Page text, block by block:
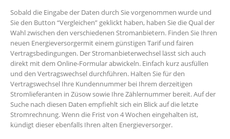
Sobald die Eingabe der Daten durch Sie vorgenommen wurde und
Sie den Button “Vergleichen” geklickt haben, haben Sie die Qual der
Wahl zwischen den verschiedenen Stromanbietern. Finden Sie Ihren
neuen Energieversorgermit einem günstigen Tarif und fairen
Vertragsbedingungen. Der Stromanbieterwechsel lässt sich auch
direkt mit dem Online-Formular abwickeln. Einfach kurz ausfüllen
und den Vertragswechsel durchführen. Halten Sie für den
Vertragswechsel Ihre Kundennummer bei Ihrem derzeitigen
Stromlieferanten in Züsow sowie Ihre Zählernummer bereit. Auf der
Suche nach diesen Daten empfiehlt sich ein Blick auf die letzte
Stromrechnung. Wenn die Frist von 4 Wochen eingehalten ist,
kündigt dieser ebenfalls Ihren alten Energieversorger.